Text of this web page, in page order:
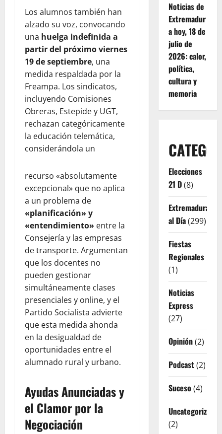
Los alumnos también han
alzado su voz, convocando
una huelga indefinida a
partir del próximo viernes
19 de septiembre, una
medida respaldada por la
Freampa. Los sindicatos,
incluyendo Comisiones
Obreras, Estepide y UGT,
rechazan categóricamente
la educación telemática,
considerándola un
recurso «absolutamente
excepcional» que no aplica
a un problema de
«planificación» y
«entendimiento» entre la
Consejería y las empresas
de transporte. Argumentan
que los docentes no
pueden gestionar
simultáneamente clases
presenciales y online, y el
Partido Socialista advierte
que esta medida ahonda
en la desigualdad de
oportunidades entre el
alumnado rural y urbano.
Ayudas Anunciadas y
el Clamor por la
Negociación
Noticias de
Extremadur
a hoy, 18 de
julio de
2026: calor,
política,
cultura y
memoria
Elecciones
21 D(8)
Extremadura
al Día(299)
Fiestas
Regionales
(1)
Noticias
Express
(27)
Opinión(2)
Podcast(2)
Suceso(4)
Uncategorized
(2)